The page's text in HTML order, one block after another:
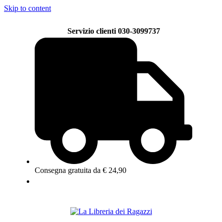
Skip to content
Servizio clienti 030-3099737
Consegna gratuita da € 24,90